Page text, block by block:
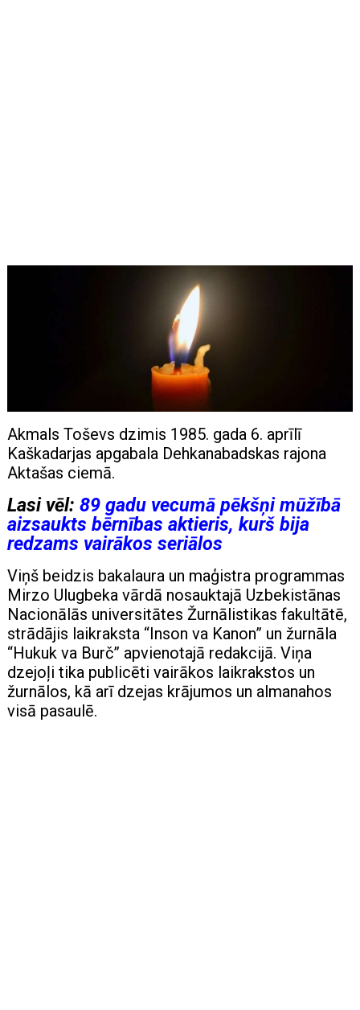
Akmals Toševs dzimis 1985. gada 6. aprīlī
Kaškadarjas apgabala Dehkanabadskas rajona
Aktašas ciemā.
Lasi vēl:89 gadu vecumā pēkšņi mūžībā
aizsaukts bērnības aktieris, kurš bija
redzams vairākos seriālos
Viņš beidzis bakalaura un maģistra programmas
Mirzo Ulugbeka vārdā nosauktajā Uzbekistānas
Nacionālās universitātes Žurnālistikas fakultātē,
strādājis laikraksta “Inson va Kanon” un žurnāla
“Hukuk va Burč” apvienotajā redakcijā. Viņa
dzejoļi tika publicēti vairākos laikrakstos un
žurnālos, kā arī dzejas krājumos un almanahos
visā pasaulē.